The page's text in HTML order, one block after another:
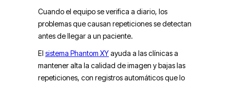
Cuando el equipo se verifica a diario, los
problemas que causan repeticiones se detectan
antes de llegar a un paciente.
El sistema Phantom XYayuda a las clínicas a
mantener alta la calidad de imagen y bajas las
repeticiones, con registros automáticos que lo